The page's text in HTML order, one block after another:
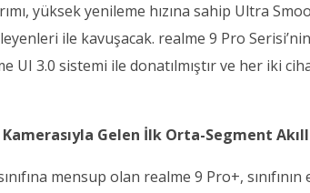
yüksek yenileme hızına sahip Ultra
ile kavuşacak. realme 9 Pro
UI 3.0 sistemi ile donatılmıştır ve her iki
Gelen İlk Orta-Segment
mensup olan realme 9 Pro+,